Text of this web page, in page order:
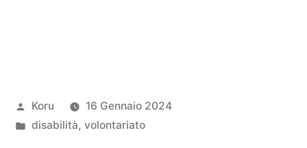
Pubblicato
da
Koru
16 Gennaio 2024
Pubblicato
disabilità, volontariato